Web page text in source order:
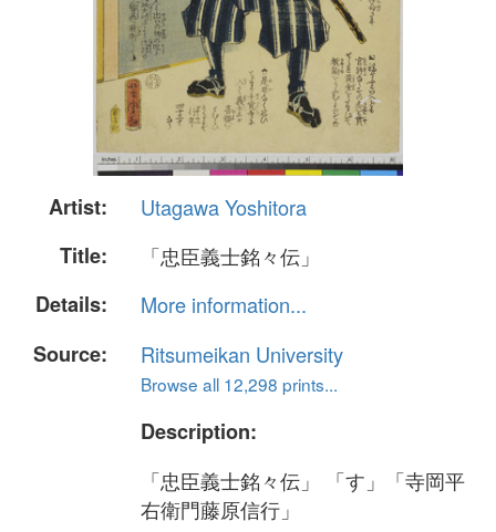
Artist:
Utagawa Yoshitora
Title:
「忠臣義士銘々伝」
Details:
More information...
Source:
Ritsumeikan University
Browse all 12,298 prints...
Description:
「忠臣義士銘々伝」 「す」「寺岡平
右衛門藤原信行」